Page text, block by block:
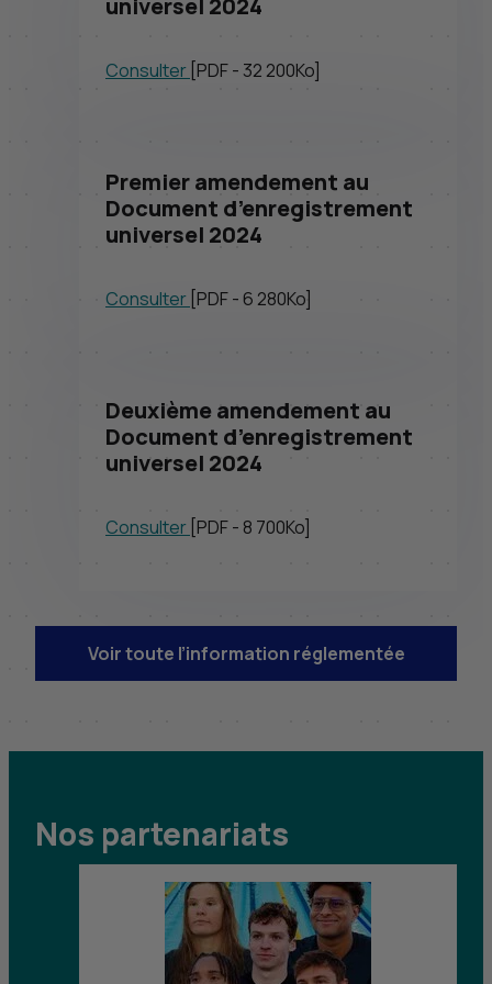
universel 2024
Consulter PDF- 32 200Ko]
Premier amendement au
Document d’enregistrement
universel 2024
Consulter PDF- 6 280Ko]
Deuxième amendement au
Document d’enregistrement
universel 2024
Consulter PDF- 8 700Ko]
Voir toute l’information réglementée
Nos partenariats